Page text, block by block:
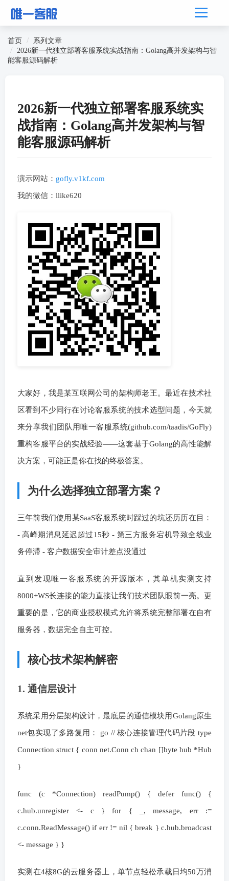
首页
系列文章
2026新一代独立部署客服系统实战指南：Golang高并发架构与智
能客服源码解析
2026新一代独立部署客服系统实
战指南：Golang高并发架构与智
能客服源码解析
演示网站： gofly.v1kf.com
我的微信：llike620
大家好，我是某互联网公司的架构师老王。最近在技术社
区看到不少同行在讨论客服系统的技术选型问题，今天就
来分享我们团队用唯一客服系统(github.com/taadis/GoFly)
重构客服平台的实战经验——这套基于Golang的高性能解
决方案，可能正是你在找的终极答案。
为什么选择独立部署方案？
三年前我们使用某SaaS客服系统时踩过的坑还历历在目：
- 高峰期消息延迟超过15秒 - 第三方服务宕机导致全线业
务停滞 - 客户数据安全审计差点没通过
直到发现唯一客服系统的开源版本，其单机实测支持
8000+WS长连接的能力直接让我们技术团队眼前一亮。更
重要的是，它的商业授权模式允许将系统完整部署在自有
服务器，数据完全自主可控。
核心技术架构解密
1. 通信层设计
系统采用分层架构设计，最底层的通信模块用Golang原生
net包实现了多路复用： go // 核心连接管理代码片段 type
Connection struct { conn net.Conn ch chan []byte hub *Hub
}
func (c *Connection) readPump() { defer func() {
c.hub.unregister <- c } for { _, message, err :=
c.conn.ReadMessage() if err != nil { break } c.hub.broadcast
<- message } }
实测在4核8G的云服务器上，单节点轻松承载日均50万消